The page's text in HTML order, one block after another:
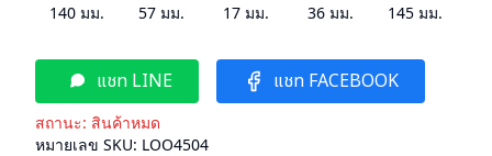
140 มม. 57 มม. 17มม. 36มม. 145มม.
แชท LINE แชท FACEBOOK
สถานะ: สินค้าหมด
หมายเลข SKU: LOO4504